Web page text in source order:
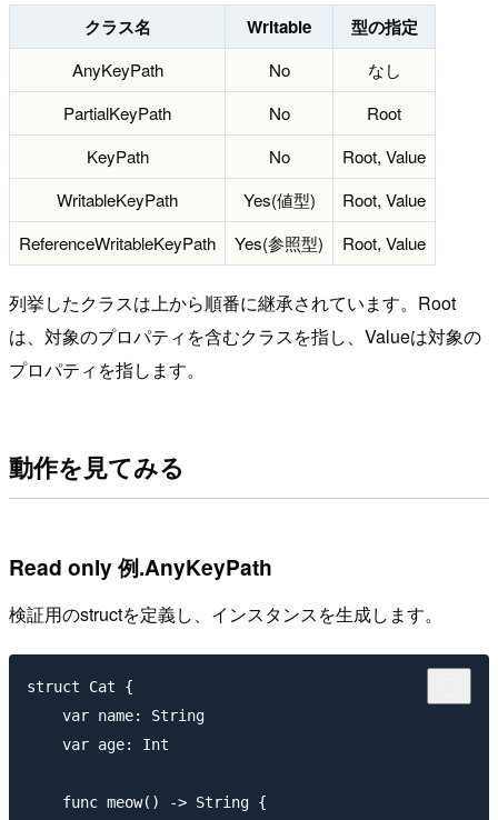
クラス名 Writable 型の指定
AnyKeyPath No
なし
PartialKeyPath
No
Root
KeyPath
No
Root, Value
WritableKeyPath
Yes(値型)
Root, Value
ReferenceWritableKeyPath
Yes(参照型) Root, Value
列挙したクラスは上から順番に継承されています。Root
は、対象のプロパティを含むクラスを指し、Valueは対象の
プロパティを指します。
動作を見てみる
Read only 例.AnyKeyPath
検証用のstructを定義し、インスタンスを生成します。
struct Cat {
    var name: String
    var age: Int
    func meow() -> String {